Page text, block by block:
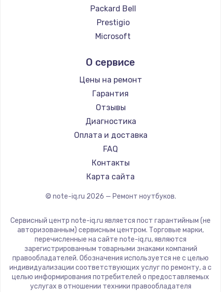
Ремонт ноутбуков Evga
Ремонт ноутбуков Google
Ремонт ноутбуков Echips
Ремонт ноутбуков Predator
Ремонт ноутбуков iru
Ремонт ноутбуков Machenike
Ремонт ноутбуков DEXP
Ремонт ноутбуков Teclast
Ремонт ноутбуков CHUWI
Ремонт ноутбуков Colorful
Packard Bell
Prestigio
Microsoft
Aquarius
Gigabyte
Aorus
Maibenben
Getac
Epson
Philips
LG
Panasonic
ZTE
Hiper
Evga
Google
Echips
О сервисе
Цены на ремонт
Гарантия
Отзывы
Диагностика
Оплата и доставка
FAQ
Контакты
Карта сайта
© note-iq.ru 2026 — Ремонт ноутбуков.
Сервисный центр note-iq.ru является пост гарантийным (не
авторизованным) сервисным центром. Торговые марки,
перечисленные на сайте note-iq.ru, являются
зарегистрированным товарными знаками компаний
правообладателей. Обозначения используется не с целью
индивидуализации соответствующих услуг по ремонту, а с
целью информирования потребителей о предоставляемых
услугах в отношении техники правообладателя